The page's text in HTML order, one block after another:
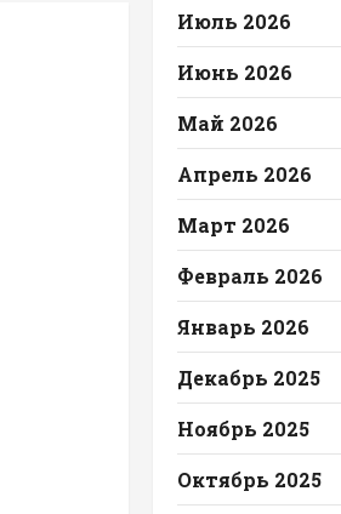
Июль 2026
Июнь 2026
Май 2026
Апрель 2026
Март 2026
Февраль 2026
Январь 2026
Декабрь 2025
Ноябрь 2025
Октябрь 2025